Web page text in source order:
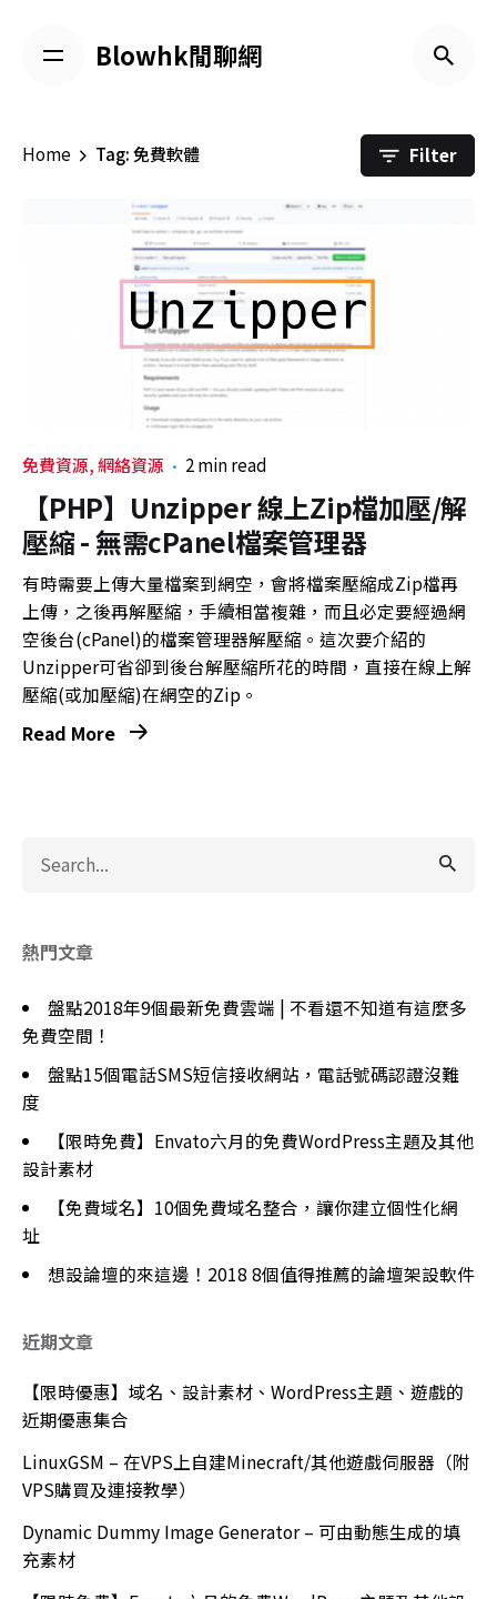
content
Blowhk閒聊網
Home Tag: 免費軟體 Filter
免費資源 網絡資源 2 min read
【PHP】Unzipper 線上Zip檔加壓/解
壓縮 - 無需cPanel檔案管理器
有時需要上傳大量檔案到網空，會將檔案壓縮成Zip檔再
上傳，之後再解壓縮，手續相當複雜，而且必定要經過網
空後台(cPanel)的檔案管理器解壓縮。這次要介紹的
Unzipper可省卻到後台解壓縮所花的時間，直接在線上解
壓縮(或加壓縮)在網空的Zip。
Read More
for
熱門文章
盤點2018年9個最新免費雲端 | 不看還不知道有這麼多
免費空間！
盤點15個電話SMS短信接收網站，電話號碼認證沒難
度
【限時免費】Envato六月的免費WordPress主題及其他
設計素材
【免費域名】10個免費域名整合，讓你建立個性化網
址
想設論壇的來這邊！2018 8個值得推薦的論壇架設軟件
近期文章
【限時優惠】域名、設計素材、WordPress主題、遊戲的
近期優惠集合
LinuxGSM – 在VPS上自建Minecraft/其他遊戲伺服器（附
VPS購買及連接教學）
Dynamic Dummy Image Generator – 可由動態生成的填
充素材